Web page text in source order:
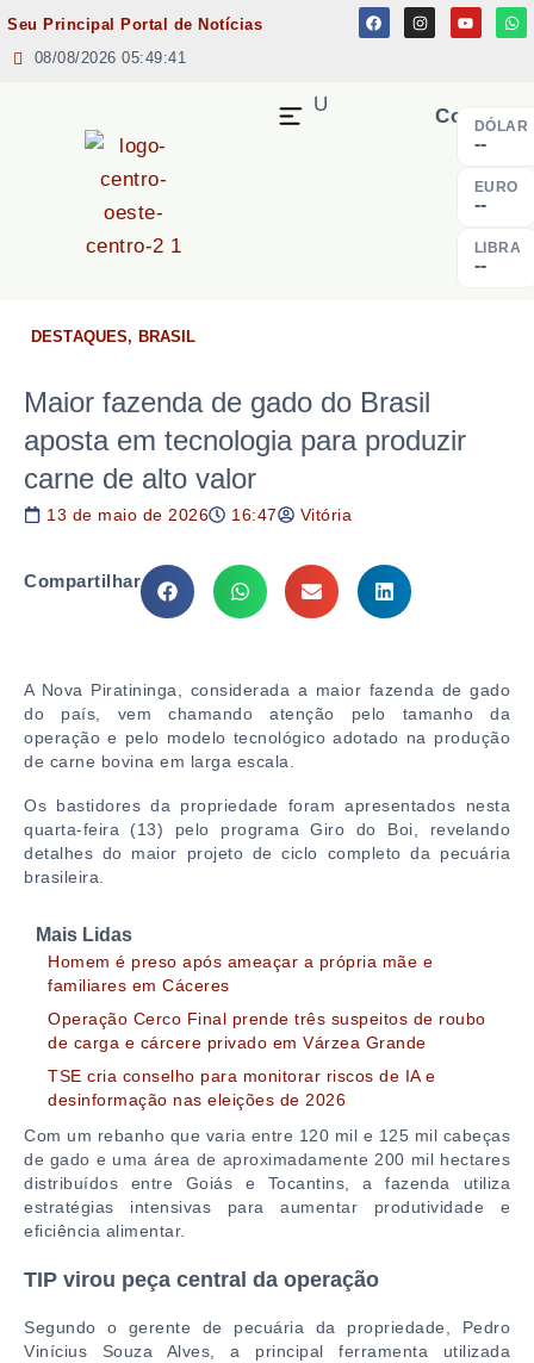
Seu Principal Portal de Notícias
08/08/2026 05:49:41
Cotação
DÓLAR
--
EURO
--
LIBRA
--
MENU
DESTAQUES, BRASIL
Maior fazenda de gado do Brasil
aposta em tecnologia para produzir
carne de alto valor
13 de maio de 2026 16:47 Vitória
Compartilhar
A Nova Piratininga
, considerada a maior fazenda de gado
do país, vem chamando atenção pelo tamanho da
operação e pelo modelo tecnológico adotado na produção
de carne bovina em larga escala.
Os bastidores da propriedade foram apresentados nesta
quarta-feira (13) pelo programaGiro do Boi , revelando
detalhes do maior projeto de ciclo completo da pecuária
brasileira.
Mais Lidas
Homem é preso após ameaçar a própria mãe e
familiares em Cáceres
Operação Cerco Final prende três suspeitos de roubo
de carga e cárcere privado em Várzea Grande
TSE cria conselho para monitorar riscos de IA e
desinformação nas eleições de 2026
Com um rebanho que varia entre 120 mil e 125 mil cabeças
de gado e uma área de aproximadamente 200 mil hectares
distribuídos entre Goiás e Tocantins , a fazenda utiliza
estratégias intensivas para aumentar produtividade e
eficiência alimentar.
TIP virou peça central da operação
Segundo o gerente de pecuária da propriedade, Pedro
Vinícius Souza Alves , a principal ferramenta utilizada